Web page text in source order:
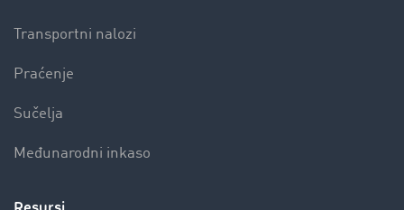
Transportni nalozi
Praćenje
Sučelja
Međunarodni inkaso